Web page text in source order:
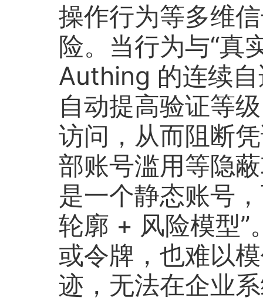
操作行为等多维
险。当行为与“真
Authing 的连续
自动提高验证等
访问，从而阻断
部账号滥用等隐
是一个静态账号
轮廓 + 风险模型”
或令牌，也难以
迹，无法在企业